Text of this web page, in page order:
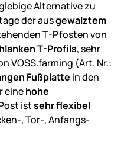
Alternative zu
der ausgewalztem
T-Pfosten von
T-Profils, sehr
VOSS.farming (Art. Nr.:
Fußplatte in den
einehohe
istsehr flexibel
, Tor-, Anfangs-